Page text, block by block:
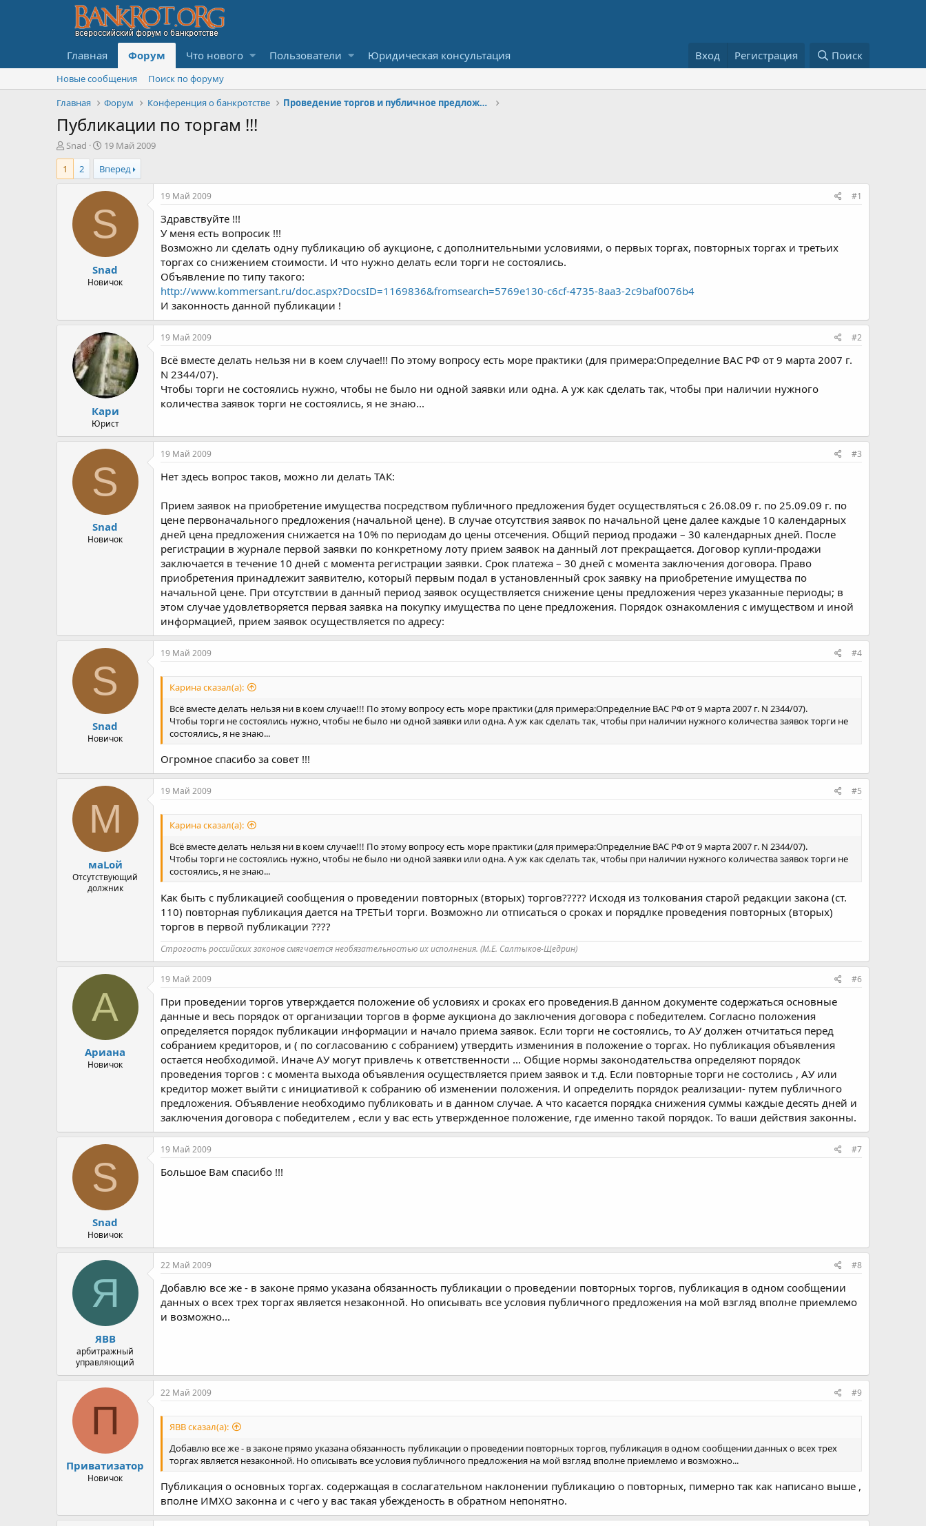
Главная Форум Что нового Пользователи Юридическая консультация Вход Регистрация Поиск
Новые сообщения
Поиск по форуму
Главная
Форум Конференция о банкротстве Проведение торгов и публичное предложение
Публикации по торгам !!!
А
в
т
о
Snad
Д
а
т
а
н
а
ч
а
19 Май 2009
1
2 Вперед
S
Snad
Новичок
19 Май 2009 #1
Здравствуйте !!!
У меня есть вопросик !!!
Возможно ли сделать одну публикацию об аукционе, с дополнительными условиями, о первых торгах, повторных торгах и третьих
торгах со снижением стоимости. И что нужно делать если торги не состоялись.
Объявление по типу такого:
http://www.kommersant.ru/doc.aspx?DocsID=1169836&fromsearch=5769e130-c6cf-4735-8aa3-2c9baf0076b4
И законность данной публикации !
Кари
Юрист
19 Май 2009 #2
Всё вместе делать нельзя ни в коем случае!!! По этому вопросу есть море практики (для примера:Определние ВАС РФ от 9 марта 2007 г.
N 2344/07).
Чтобы торги не состоялись нужно, чтобы не было ни одной заявки или одна. А уж как сделать так, чтобы при наличии нужного
количества заявок торги не состоялись, я не знаю...
S
Snad
Новичок
19 Май 2009 #3
Нет здесь вопрос таков, можно ли делать ТАК:
Прием заявок на приобретение имущества посредством публичного предложения будет осуществляться с 26.08.09 г. по 25.09.09 г. по
цене первоначального предложения (начальной цене). В случае отсутствия заявок по начальной цене далее каждые 10 календарных
дней цена предложения снижается на 10% по периодам до цены отсечения. Общий период продажи – 30 календарных дней. После
регистрации в журнале первой заявки по конкретному лоту прием заявок на данный лот прекращается. Договор купли-продажи
заключается в течение 10 дней с момента регистрации заявки. Срок платежа – 30 дней с момента заключения договора. Право
приобретения принадлежит заявителю, который первым подал в установленный срок заявку на приобретение имущества по
начальной цене. При отсутствии в данный период заявок осуществляется снижение цены предложения через указанные периоды; в
этом случае удовлетворяется первая заявка на покупку имущества по цене предложения. Порядок ознакомления с имуществом и иной
информацией, прием заявок осуществляется по адресу:
S
Snad
Новичок
19 Май 2009 #4
Карина сказал(а):
Всё вместе делать нельзя ни в коем случае!!! По этому вопросу есть море практики (для примера:Определние ВАС РФ от 9 марта 2007 г. N 2344/07).
Чтобы торги не состоялись нужно, чтобы не было ни одной заявки или одна. А уж как сделать так, чтобы при наличии нужного количества заявок торги не
состоялись, я не знаю...
Огромное спасибо за совет !!!
М
маLой
Отсутствующий
должник
19 Май 2009 #5
Карина сказал(а):
Всё вместе делать нельзя ни в коем случае!!! По этому вопросу есть море практики (для примера:Определние ВАС РФ от 9 марта 2007 г. N 2344/07).
Чтобы торги не состоялись нужно, чтобы не было ни одной заявки или одна. А уж как сделать так, чтобы при наличии нужного количества заявок торги не
состоялись, я не знаю...
Как быть с публикацией сообщения о проведении повторных (вторых) торгов????? Исходя из толкования старой редакции закона (ст.
110) повторная публикация дается на ТРЕТЬИ торги. Возможно ли отписаться о сроках и порядлке проведения повторных (вторых)
торгов в первой публикации ????
Строгость российских законов смягчается необязательностью их исполнения. (М.Е. Салтыков-Щедрин)
А
Ариана
Новичок
19 Май 2009 #6
При проведении торгов утверждается положение об условиях и сроках его проведения.В данном документе содержаться основные
данные и весь порядок от организации торгов в форме аукциона до заключения договора с победителем. Согласно положения
определяется порядок публикации информации и начало приема заявок. Если торги не состоялись, то АУ должен отчитаться перед
собранием кредиторов, и ( по согласованию с собранием) утвердить измениния в положение о торгах. Но публикация объявления
остается необходимой. Иначе АУ могут привлечь к ответственности ... Общие нормы законодательства определяют порядок
проведения торгов : с момента выхода объявления осуществляется прием заявок и т.д. Если повторные торги не состолись , АУ или
кредитор может выйти с инициативой к собранию об изменении положения. И определить порядок реализации- путем публичного
предложения. Объявление необходимо публиковать и в данном случае. А что касается порядка снижения суммы каждые десять дней и
заключения договора с победителем , если у вас есть утвержденное положение, где именно такой порядок. То ваши действия законны.
S
Snad
Новичок
19 Май 2009 #7
Большое Вам спасибо !!!
Я
ЯВВ
арбитражный
управляющий
22 Май 2009 #8
Добавлю все же - в законе прямо указана обязанность публикации о проведении повторных торгов, публикация в одном сообщении
данных о всех трех торгах является незаконной. Но описывать все условия публичного предложения на мой взгляд вполне приемлемо
и возможно...
П
Приватизатор
Новичок
22 Май 2009 #9
ЯВВ сказал(а):
Добавлю все же - в законе прямо указана обязанность публикации о проведении повторных торгов, публикация в одном сообщении данных о всех трех
торгах является незаконной. Но описывать все условия публичного предложения на мой взгляд вполне приемлемо и возможно...
Публикация о основных торгах. содержащая в сослагательном наклонении публикацию о повторных, пимерно так как написано выше ,
вполне ИМХО законна и с чего у вас такая убежденость в обратном непонятно.